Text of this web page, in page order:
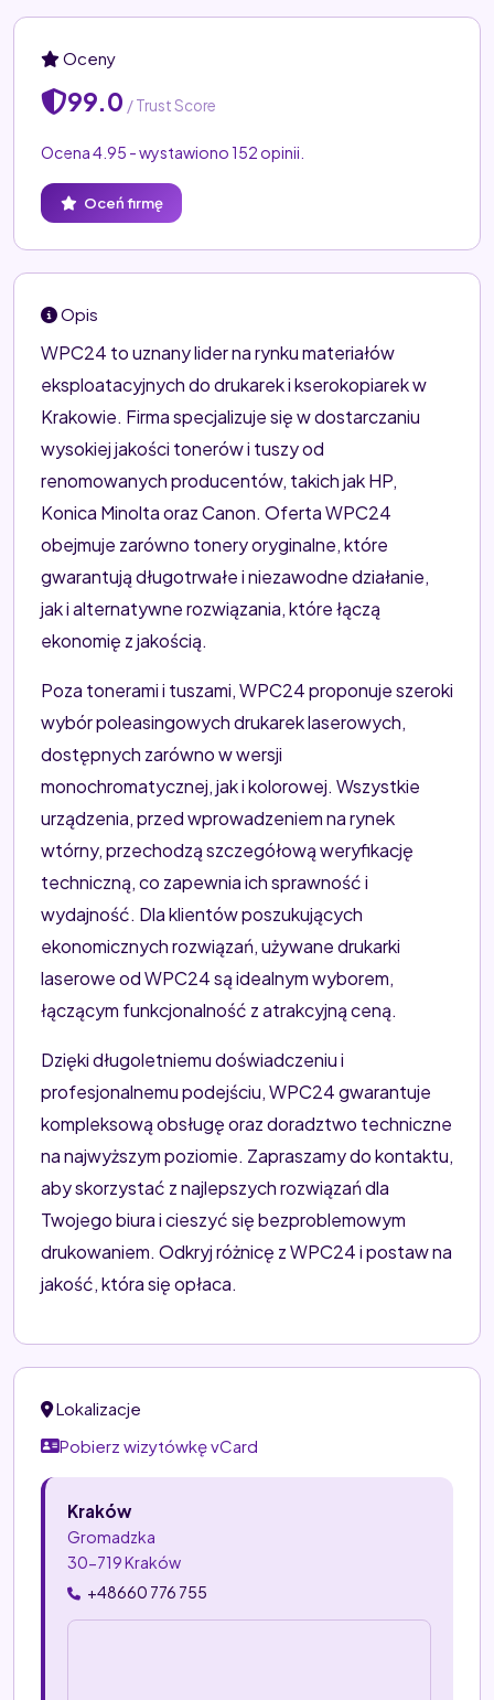
Oceny
99.0 / Trust Score
Ocena 4.95 - wystawiono 152 opinii.
Oceń firmę
Opis
WPC24 to uznany lider na rynku materiałów
eksploatacyjnych do drukarek i kserokopiarek w
Krakowie. Firma specjalizuje się w dostarczaniu
wysokiej jakości tonerów i tuszy od
renomowanych producentów, takich jak HP,
Konica Minolta oraz Canon. Oferta WPC24
obejmuje zarówno tonery oryginalne, które
gwarantują długotrwałe i niezawodne działanie,
jak i alternatywne rozwiązania, które łączą
ekonomię z jakością.
Poza tonerami i tuszami, WPC24 proponuje szeroki
wybór poleasingowych drukarek laserowych,
dostępnych zarówno w wersji
monochromatycznej, jak i kolorowej. Wszystkie
urządzenia, przed wprowadzeniem na rynek
wtórny, przechodzą szczegółową weryfikację
techniczną, co zapewnia ich sprawność i
wydajność. Dla klientów poszukujących
ekonomicznych rozwiązań, używane drukarki
laserowe od WPC24 są idealnym wyborem,
łączącym funkcjonalność z atrakcyjną ceną.
Dzięki długoletniemu doświadczeniu i
profesjonalnemu podejściu, WPC24 gwarantuje
kompleksową obsługę oraz doradztwo techniczne
na najwyższym poziomie. Zapraszamy do kontaktu,
aby skorzystać z najlepszych rozwiązań dla
Twojego biura i cieszyć się bezproblemowym
drukowaniem. Odkryj różnicę z WPC24 i postaw na
jakość, która się opłaca.
Lokalizacje
Pobierz wizytówkę vCard
Kraków
Gromadzka
30-719 Kraków
+48660 776 755